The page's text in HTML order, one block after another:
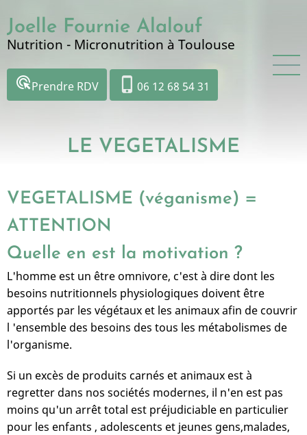
contenu
Joelle Fournie Alalouf
Nutrition - Micronutrition à Toulouse
ads_clickPrendre RDV phone_iphone 06 12 68 54 31
LE VEGETALISME
VEGETALISME (véganisme) =
ATTENTION
Quelle en est la motivation ?
L'homme est un être omnivore, c'est à dire dont les
besoins nutritionnels physiologiques doivent être
apportés par les végétaux et les animaux afin de couvrir
l 'ensemble des besoins des tous les métabolismes de
l'organisme.
Si un excès de produits carnés et animaux est à
regretter dans nos sociétés modernes, il n'en est pas
moins qu'un arrêt total est préjudiciable en particulier
pour les enfants , adolescents et jeunes gens,malades,